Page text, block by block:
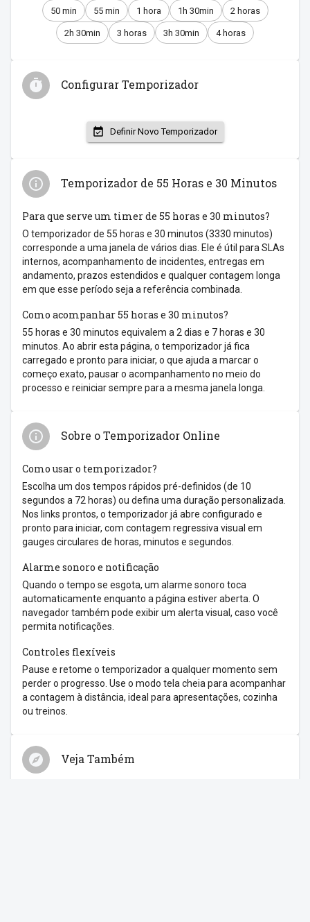
50 min 55 min 1 hora 1h 30min 2 horas
2h 30min 3 horas 3h 30min 4 horas
Configurar Temporizador
Definir Novo Temporizador
Temporizador de 55 Horas e 30 Minutos
Para que serve um timer de 55 horas e 30 minutos?
O temporizador de 55 horas e 30 minutos (3330 minutos)
corresponde a uma janela de vários dias. Ele é útil para SLAs
internos, acompanhamento de incidentes, entregas em
andamento, prazos estendidos e qualquer contagem longa
em que esse período seja a referência combinada.
Como acompanhar 55 horas e 30 minutos?
55 horas e 30 minutos equivalem a 2 dias e 7 horas e 30
minutos. Ao abrir esta página, o temporizador já fica
carregado e pronto para iniciar, o que ajuda a marcar o
começo exato, pausar o acompanhamento no meio do
processo e reiniciar sempre para a mesma janela longa.
Sobre o Temporizador Online
Como usar o temporizador?
Escolha um dos tempos rápidos pré-definidos (de 10
segundos a 72 horas) ou defina uma duração personalizada.
Nos links prontos, o temporizador já abre configurado e
pronto para iniciar, com contagem regressiva visual em
gauges circulares de horas, minutos e segundos.
Alarme sonoro e notificação
Quando o tempo se esgota, um alarme sonoro toca
automaticamente enquanto a página estiver aberta. O
navegador também pode exibir um alerta visual, caso você
permita notificações.
Controles flexíveis
Pause e retome o temporizador a qualquer momento sem
perder o progresso. Use o modo tela cheia para acompanhar
a contagem à distância, ideal para apresentações, cozinha
ou treinos.
Veja Também